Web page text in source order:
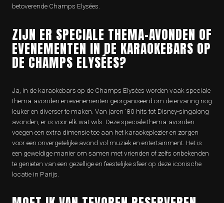
betoverende Champs Elysées.
ZIJN ER SPECIALE THEMA-AVONDEN OF
EVENEMENTEN IN DE KARAOKEBARS OP
DE CHAMPS ELYSÉES?
Ja, in de karaokebars op de Champs Elysées worden vaak speciale
thema-avonden en evenementen georganiseerd om de ervaring nog
leuker en diverser te maken. Van jaren ’80 hits tot Disney-singalong
avonden, er is voor elk wat wils. Deze speciale thema-avonden
voegen een extra dimensie toe aan het karaokeplezier en zorgen
voor een onvergetelijke avond vol muziek en entertainment. Het is
een geweldige manier om samen met vrienden of zelfs onbekenden
te genieten van een gezellige en feestelijke sfeer op deze iconische
locatie in Parijs.